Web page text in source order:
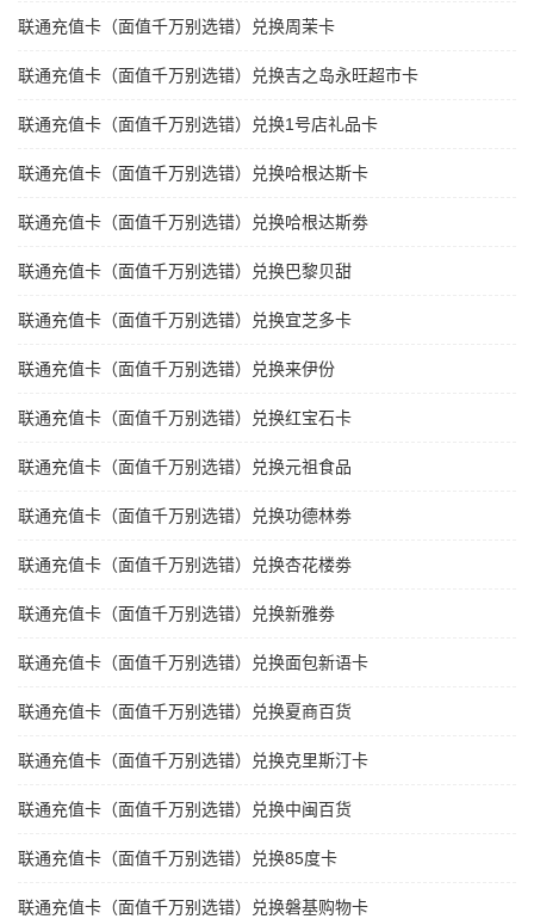
联通充值卡（面值千万别选错）兑换周茉卡
联通充值卡（面值千万别选错）兑换吉之岛永旺超市卡
联通充值卡（面值千万别选错）兑换1号店礼品卡
联通充值卡（面值千万别选错）兑换哈根达斯卡
联通充值卡（面值千万别选错）兑换哈根达斯劵
联通充值卡（面值千万别选错）兑换巴黎贝甜
联通充值卡（面值千万别选错）兑换宜芝多卡
联通充值卡（面值千万别选错）兑换来伊份
联通充值卡（面值千万别选错）兑换红宝石卡
联通充值卡（面值千万别选错）兑换元祖食品
联通充值卡（面值千万别选错）兑换功德林劵
联通充值卡（面值千万别选错）兑换杏花楼劵
联通充值卡（面值千万别选错）兑换新雅劵
联通充值卡（面值千万别选错）兑换面包新语卡
联通充值卡（面值千万别选错）兑换夏商百货
联通充值卡（面值千万别选错）兑换克里斯汀卡
联通充值卡（面值千万别选错）兑换中闽百货
联通充值卡（面值千万别选错）兑换85度卡
联通充值卡（面值千万别选错）兑换磐基购物卡